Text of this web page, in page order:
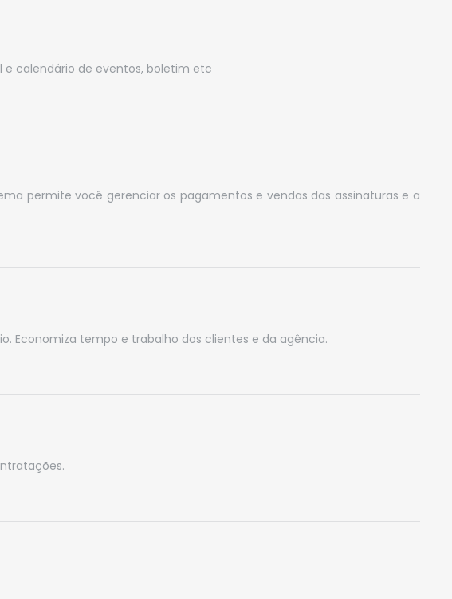
calendário de eventos, boletim etc
permite você gerenciar os pagamentos e vendas das assinaturas e a
Economiza tempo e trabalho dos clientes e da agência.